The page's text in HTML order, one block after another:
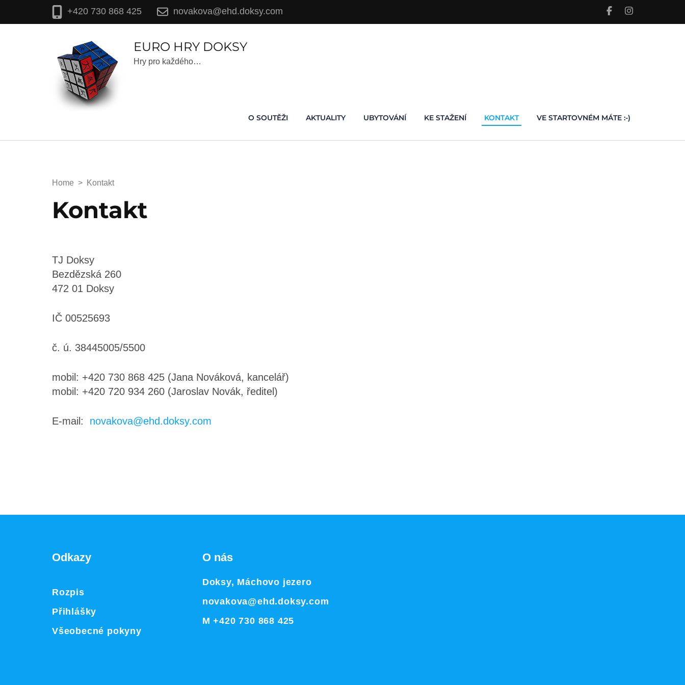
+420 730 868 425 novakova@ehd.doksy.com
EURO HRY DOKSY
Hry pro každého…
O SOUTĚŽI AKTUALITY UBYTOVÁNÍ KE STAŽENÍ KONTAKT VE STARTOVNÉM MÁTE :-)
Home > Kontakt
Kontakt
TJ Doksy
Bezdězská 260
472 01 Doksy
IČ 00525693
č. ú. 38445005/5500
mobil: +420 730 868 425 (Jana Nováková, kancelář)
mobil: +420 720 934 260 (Jaroslav Novák, ředitel)
E-mail: novakova@ehd.doksy.com
Odkazy
Rozpis
Přihlášky
Všeobecné pokyny
O nás
Doksy, Máchovo jezero
novakova@ehd.doksy.com
M +420 730 868 425